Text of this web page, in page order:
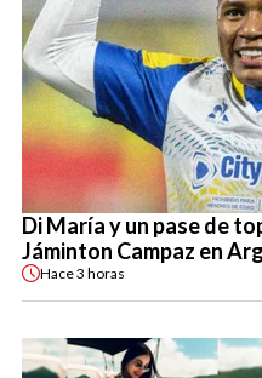
Di María y un pase de
Jáminton Campaz en
Hace3 horas